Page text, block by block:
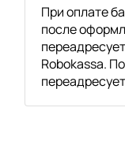
При оплате
после
Robokassa.